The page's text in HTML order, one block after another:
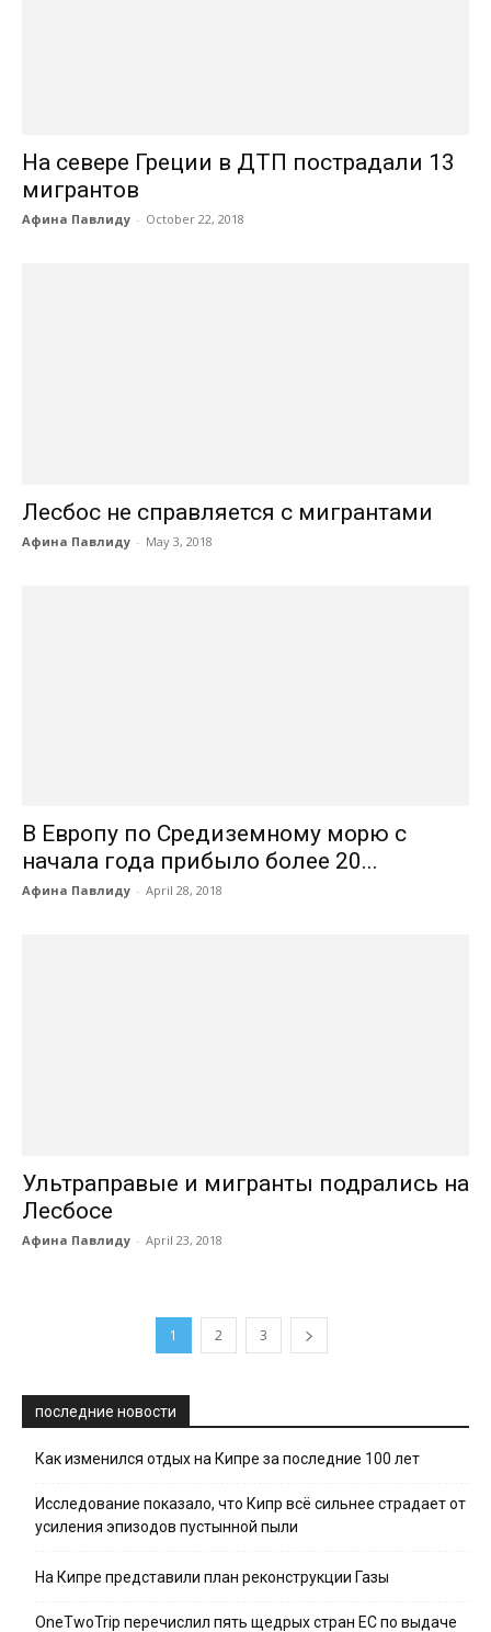
На севере Греции в ДТП пострадали 13
мигрантов
Афина Павлиду - October 22, 2018
Лесбос не справляется с мигрантами
Афина Павлиду - May 3, 2018
В Европу по Средиземному морю с
начала года прибыло более 20...
Афина Павлиду - April 28, 2018
Ультраправые и мигранты подрались на
Лесбосе
Афина Павлиду - April 23, 2018
1 2 3
последние новости
Как изменился отдых на Кипре за последние 100 лет
Исследование показало, что Кипр всё сильнее страдает от
усиления эпизодов пустынной пыли
На Кипре представили план реконструкции Газы
OneTwoTrip перечислил пять щедрых стран ЕС по выдаче